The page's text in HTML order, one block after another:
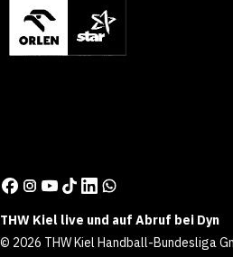
THW Kiel live und auf Abruf bei Dyn
© 2026 THW Kiel Handball-Bundesliga